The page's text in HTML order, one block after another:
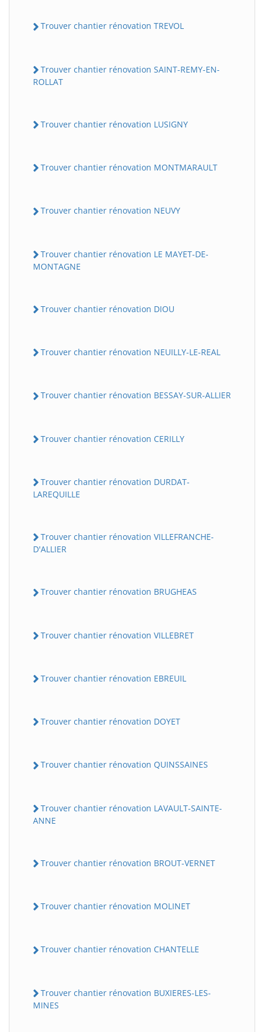
Trouver chantier rénovation TREVOL
Trouver chantier rénovation SAINT-REMY-EN-
ROLLAT
Trouver chantier rénovation LUSIGNY
Trouver chantier rénovation MONTMARAULT
Trouver chantier rénovation NEUVY
Trouver chantier rénovation LE MAYET-DE-
MONTAGNE
Trouver chantier rénovation DIOU
Trouver chantier rénovation NEUILLY-LE-REAL
Trouver chantier rénovation BESSAY-SUR-ALLIER
Trouver chantier rénovation CERILLY
Trouver chantier rénovation DURDAT-
LAREQUILLE
Trouver chantier rénovation VILLEFRANCHE-
D'ALLIER
Trouver chantier rénovation BRUGHEAS
Trouver chantier rénovation VILLEBRET
Trouver chantier rénovation EBREUIL
Trouver chantier rénovation DOYET
Trouver chantier rénovation QUINSSAINES
Trouver chantier rénovation LAVAULT-SAINTE-
ANNE
Trouver chantier rénovation BROUT-VERNET
Trouver chantier rénovation MOLINET
Trouver chantier rénovation CHANTELLE
Trouver chantier rénovation BUXIERES-LES-
MINES